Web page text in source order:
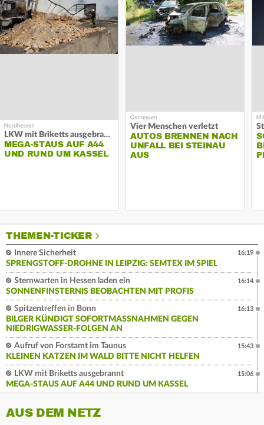
LKW mit Briketts ausgebrannt
MEGA-STAUS AUF A44
UND RUND UM KASSEL
Vier Menschen verletzt
AUTOS BRENNEN NACH
UNFALL BEI STEINAU
AUS
THEMEN-TICKER
Innere Sicherheit
SPRENGSTOFF-DROHNE IN LEIPZIG: SEMTEX IM SPIEL
16:19
Sternwarten in Hessen laden ein
SONNENFINSTERNIS BEOBACHTEN MIT PROFIS
16:14
Spitzentreffen in Bonn
BILGER KÜNDIGT SOFORTMASSNAHMEN GEGEN N
IEDRIGWASSER-FOLGEN AN
16:13
Aufruf von Forstamt im Taunus
KLEINEN KATZEN IM WALD BITTE NICHT HELFEN
15:43
LKW mit Briketts ausgebrannt
MEGA-STAUS AUF A44 UND RUND UM KASSEL
15:06
AUS DEM NETZ